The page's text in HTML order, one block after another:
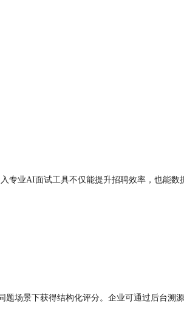
专业AI面试工具不仅能提升招聘效率，也能
场景下获得结构化评分。企业可通过后台溯